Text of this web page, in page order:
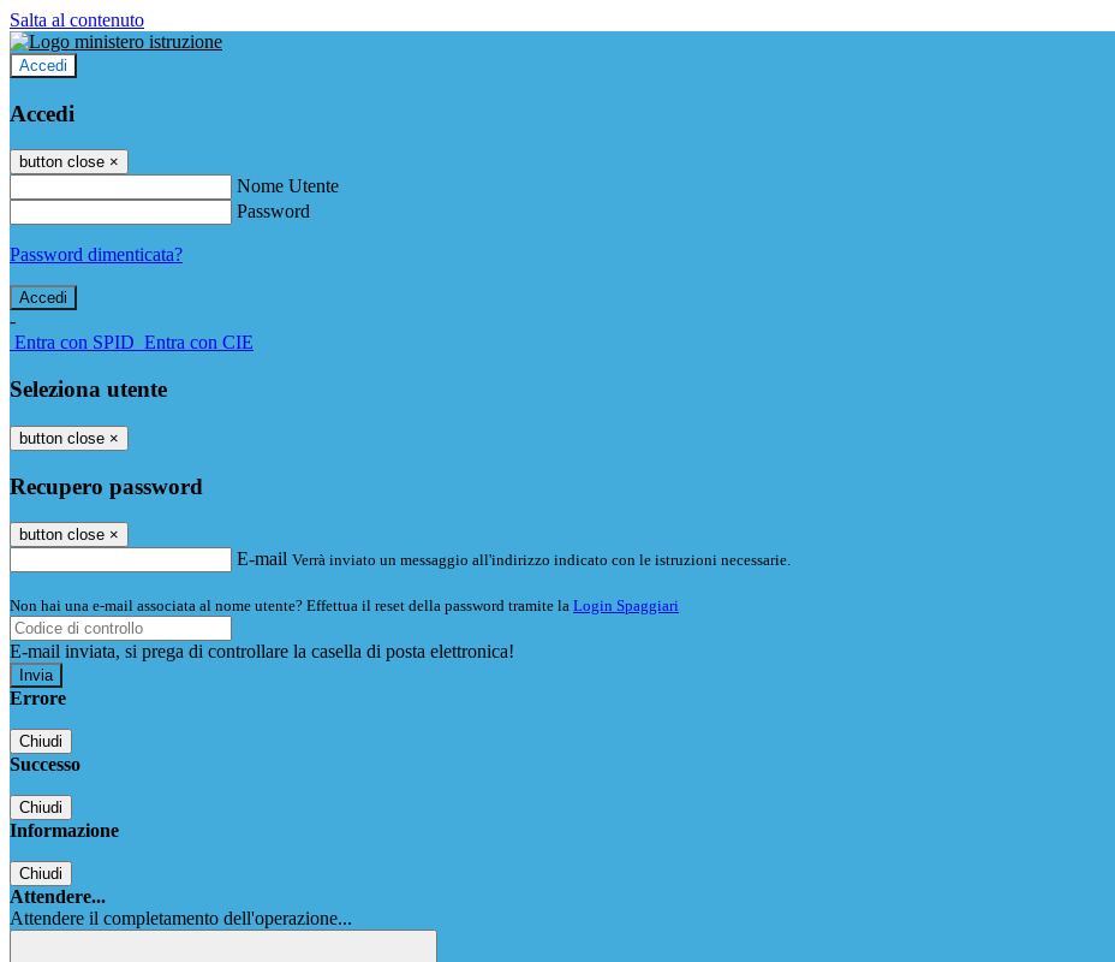
Salta al contenuto
Accedi
Accedi
button close ×
Nome Utente
Password
Password dimenticata?
-
Entra con SPID Entra con CIE
Seleziona utente
button close ×
Recupero password
button close ×
E-mail Verrà inviato un messaggio all'indirizzo indicato con le istruzioni necessarie.
Non hai una e-mail associata al nome utente? Effettua il reset della password tramite la Login Spaggiari
E-mail inviata, si prega di controllare la casella di posta elettronica!
Errore
Chiudi
Successo
Chiudi
Informazione
Chiudi
Attendere...
Attendere il completamento dell'operazione...